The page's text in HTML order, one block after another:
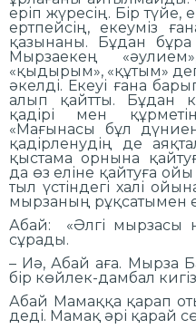
еріп жүресің. Бір түйе,
ертпейсің, екеуміз
қазынаны. Бұдан бұра
Мырзаекең
«қыдырым», «құтым»
әкелді. Екеуі ғана
алып қайтты. Бұдан
қадірі мен
«Мағынасы бұл
қадірленудің де
қыстама орнына
да өз еліне қайтуға
тыл үстіндегі халі
мырзаның рұқсатымен
Абай: «Әлгі мырзасы
сұрады.
– Иә, Абай аға. Мырза
бір көйлек-дамбал
Абай Мамаққа қарап
деді. Мамақ әрі қарай